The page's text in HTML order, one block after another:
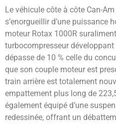
Le véhicule côte à côte Can-
s’enorgueillir d’une puissance
moteur Rotax 1000R
turbocompresseur
dépasse de 10 % celle du
que son couple moteur est
train arrière est totalement
empattement plus long de
également équipé d’une
redessinée, offrant un